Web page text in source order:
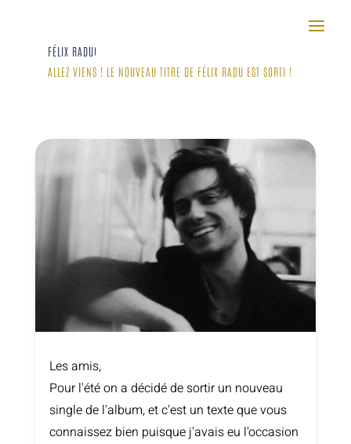
FÉLIX RADU|
ALLEZ VIENS ! LE NOUVEAU TITRE DE FÉLIX RADU EST SORTI !
Les amis,
Pour l'été on a décidé de sortir un nouveau
single de l'album, et c'est un texte que vous
connaissez bien puisque j'avais eu l'occasion